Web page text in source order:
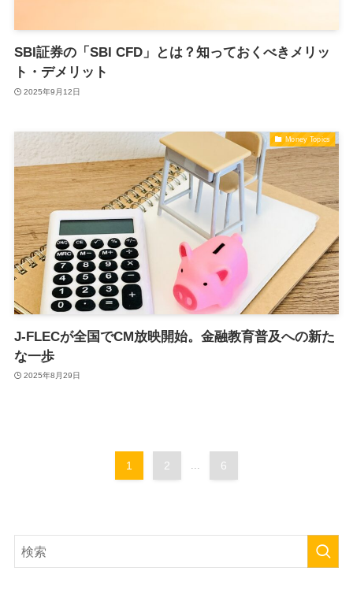
SBI証券の「SBI CFD」とは？知っておくべきメリッ
ト・デメリット
2025年9月12日
Money Topics
J-FLECが全国でCM放映開始。金融教育普及への新た
な一歩
2025年8月29日
1 2 6